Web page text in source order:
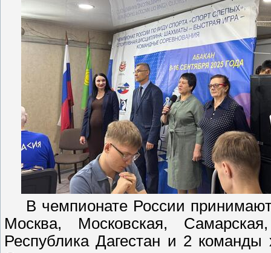
В чемпионате России принимают
Москва, Московская,
Республика Дагестан и 2 команды